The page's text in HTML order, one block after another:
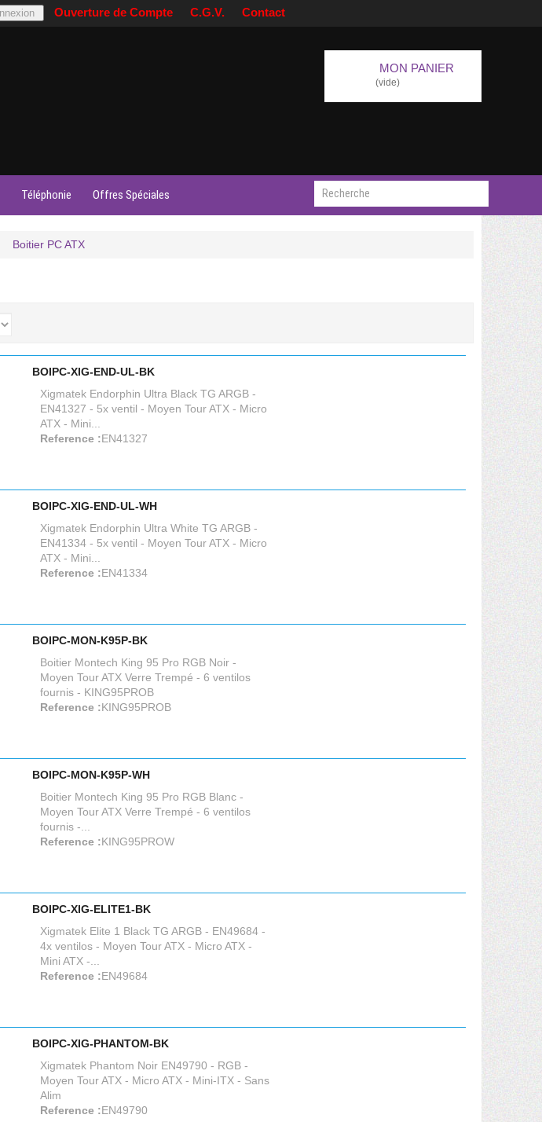
Ouverture de Compte C.G.V. Contact
MON PANIER
(vide)
Téléphonie Offres Spéciales
Boitier PC ATX
BOIPC-XIG-END-UL-BK
Xigmatek Endorphin Ultra Black TG ARGB -
EN41327 - 5x ventil - Moyen Tour ATX - Micro
ATX - Mini...
Reference :EN41327
BOIPC-XIG-END-UL-WH
Xigmatek Endorphin Ultra White TG ARGB -
EN41334 - 5x ventil - Moyen Tour ATX - Micro
ATX - Mini...
Reference :EN41334
BOIPC-MON-K95P-BK
Boitier Montech King 95 Pro RGB Noir -
Moyen Tour ATX Verre Trempé - 6 ventilos
fournis - KING95PROB
Reference :KING95PROB
BOIPC-MON-K95P-WH
Boitier Montech King 95 Pro RGB Blanc -
Moyen Tour ATX Verre Trempé - 6 ventilos
fournis -...
Reference :KING95PROW
BOIPC-XIG-ELITE1-BK
Xigmatek Elite 1 Black TG ARGB - EN49684 -
4x ventilos - Moyen Tour ATX - Micro ATX -
Mini ATX -...
Reference :EN49684
BOIPC-XIG-PHANTOM-BK
Xigmatek Phantom Noir EN49790 - RGB -
Moyen Tour ATX - Micro ATX - Mini-ITX - Sans
Alim
Reference :EN49790